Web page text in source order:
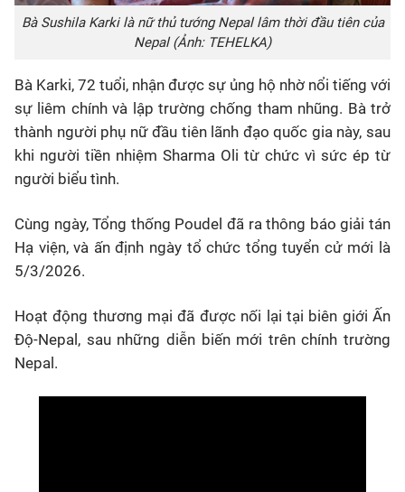
Bà Sushila Karki là nữ thủ tướng Nepal lâm thời đầu tiên của
Nepal (Ảnh: TEHELKA)
Bà Karki, 72 tuổi, nhận được sự ủng hộ nhờ nổi tiếng với
sự liêm chính và lập trường chống tham nhũng. Bà trở
thành người phụ nữ đầu tiên lãnh đạo quốc gia này, sau
khi người tiền nhiệm Sharma Oli từ chức vì sức ép từ
người biểu tình.
Cùng ngày, Tổng thống Poudel đã ra thông báo giải tán
Hạ viện, và ấn định ngày tổ chức tổng tuyển cử mới là
5/3/2026.
Hoạt động thương mại đã được nối lại tại biên giới Ấn
Độ-Nepal, sau những diễn biến mới trên chính trường
Nepal.